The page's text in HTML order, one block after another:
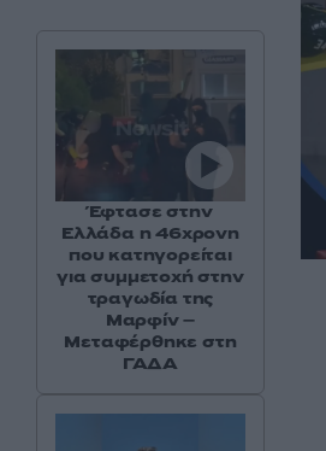
Έφτασε στην
Ελλάδα η 46χρονη
που κατηγορείται
για συμμετοχή στην
τραγωδία της
Μαρφίν –
Μεταφέρθηκε στη
ΓΑΔΑ